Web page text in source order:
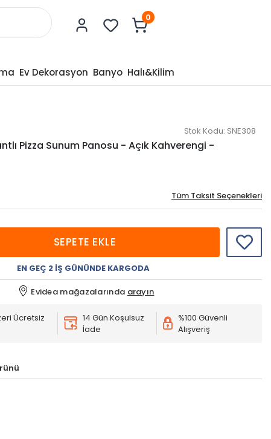
0
Ev Dekorasyon Banyo Halı&Kilim
Stok Kodu: SNE308
Pizza Sunum Panosu - Açık Kahverengi -
Tüm Taksit Seçenekleri
SEPETE EKLE
EN GEÇ 2 İŞ GÜNÜNDE KARGODA
Evidea mağazalarında arayın
Ücretsiz
14 Gün Koşulsuz
İade
%100 Güvenli
Alışveriş